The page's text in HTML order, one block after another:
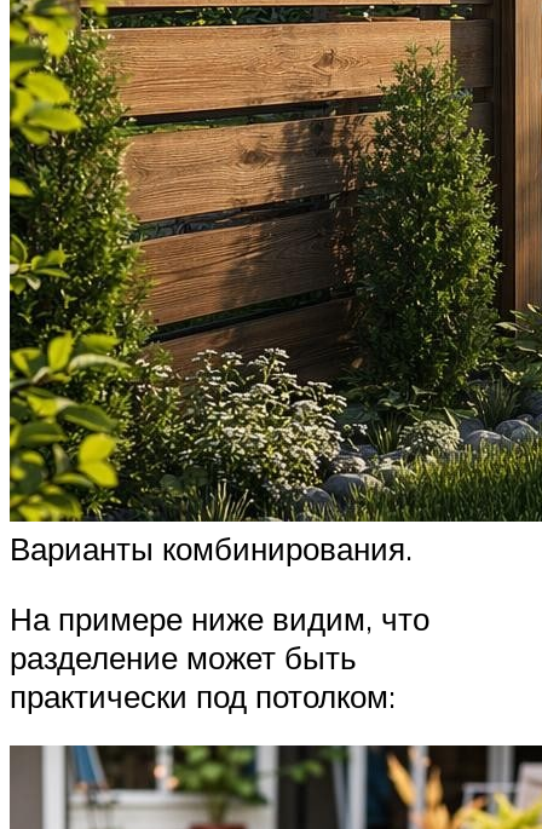
Варианты комбинирования.
На примере ниже видим, что
разделение может быть
практически под потолком: